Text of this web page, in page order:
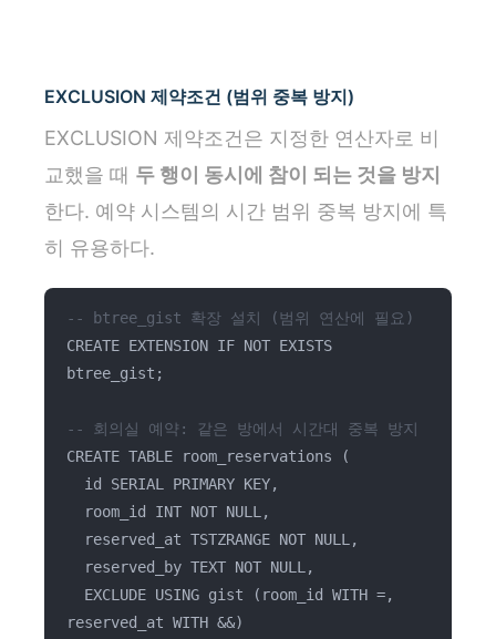
EXCLUSION 제약조건 (범위 중복 방지)
EXCLUSION 제약조건은 지정한 연산자로 비
교했을 때 두 행이 동시에 참이 되는 것을 방지
한다. 예약 시스템의 시간 범위 중복 방지에 특
히 유용하다.
-- btree_gist 확장 설치 (범위 연산에 필요)
CREATE EXTENSION IF NOT EXISTS
btree_gist;
-- 회의실 예약: 같은 방에서 시간대 중복 방지
CREATE TABLE room_reservations (
id SERIAL PRIMARY KEY,
room_id INT NOT NULL,
reserved_at TSTZRANGE NOT NULL,
reserved_by TEXT NOT NULL,
EXCLUDE USING gist (room_id WITH =,
reserved_at WITH &&)